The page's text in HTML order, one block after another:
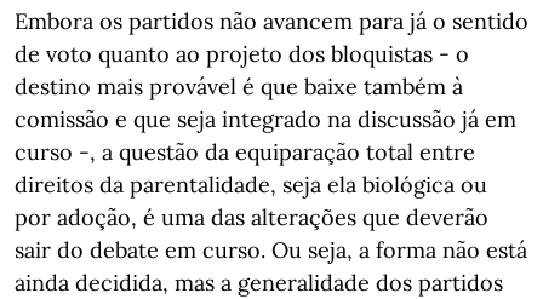
Embora os partidos não avancem para já o sentido
de voto quanto ao projeto dos bloquistas - o
destino mais provável é que baixe também à
comissão e que seja integrado na discussão já em
curso -, a questão da equiparação total entre
direitos da parentalidade, seja ela biológica ou
por adoção, é uma das alterações que deverão
sair do debate em curso. Ou seja, a forma não está
ainda decidida, mas a generalidade dos partidos